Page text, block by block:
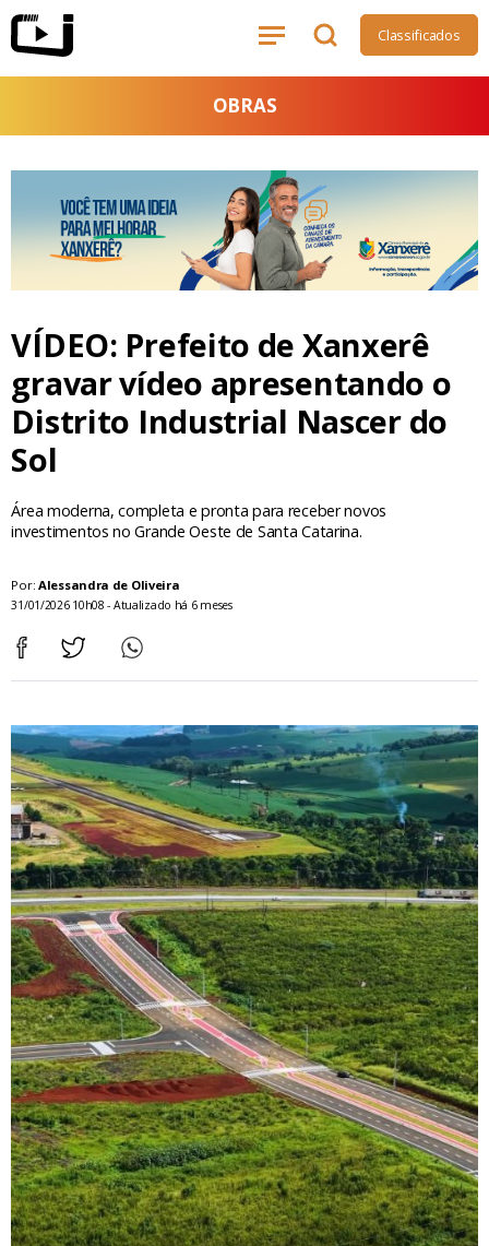
Classificados
OBRAS
VÍDEO: Prefeito de Xanxerê
gravar vídeo apresentando o
Distrito Industrial Nascer do
Sol
Área moderna, completa e pronta para receber novos
investimentos no Grande Oeste de Santa Catarina.
Por: Alessandra de Oliveira
31/01/2026 10h08 - Atualizado há 6 meses